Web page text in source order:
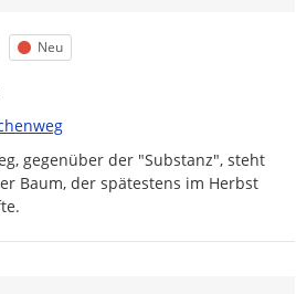
Status
Neu
gegenüber der "Substanz", steht
Baum, der spätestens im Herbst